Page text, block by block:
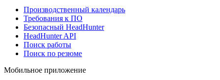
Производственный календарь
Требования к ПО
Безопасный HeadHunter
HeadHunter API
Поиск работы
Поиск по резюме
Мобильное приложение